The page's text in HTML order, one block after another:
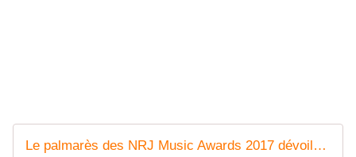
Le palmarès des NRJ Music Awards 2017 dévoilé en direct ce samedi. - Leblogtvnews.com